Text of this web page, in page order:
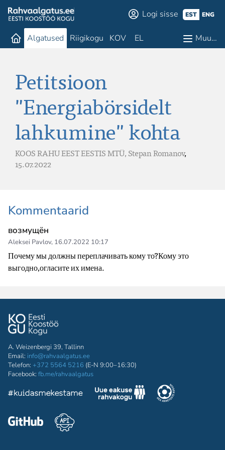
Logi sisse EST ENG
Algatused Riigikogu KOV EL Muu…
Petitsioon
"Energiabörsidelt
lahkumine" kohta
KOOS RAHU EEST EESTIS MTÜ, Stepan Romanov,
15.07.2022
Kommentaarid
возмущён
Aleksei Pavlov, 16.07.2022 10:17
Почему мы должны переплачивать кому то?Кому это
выгодно,огласите их имена.
A. Weizenbergi 39, Tallinn
Email: info@rahvaalgatus.ee
Telefon: +372 5564 5216 (E-N 9:00–16:30)
Facebook: fb.me/rahvaalgatus